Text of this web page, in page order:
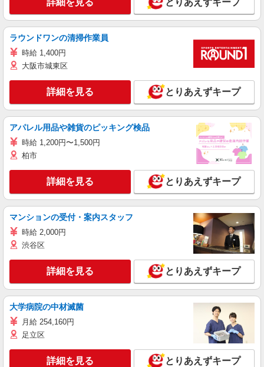
詳細を見る とりあえずキープ
ラウンドワンの清掃作業員
時給 1,400円
大阪市城東区
詳細を見る とりあえずキープ
アパレル用品や雑貨のピッキング検品
時給 1,200円〜1,500円
柏市
詳細を見る とりあえずキープ
マンションの受付・案内スタッフ
時給 2,000円
渋谷区
詳細を見る とりあえずキープ
大学病院の中材滅菌
月給 254,160円
足立区
詳細を見る とりあえずキープ